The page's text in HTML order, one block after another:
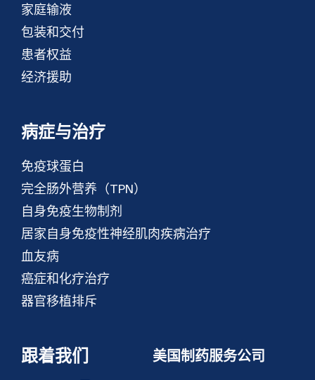
家庭输液
包装和交付
患者权益
经济援助
病症与治疗
免疫球蛋白
完全肠外营养（TPN）
自身免疫生物制剂
居家自身免疫性神经肌肉疾病治疗
血友病
癌症和化疗治疗
器官移植排斥
跟着我们 美国制药服务公司